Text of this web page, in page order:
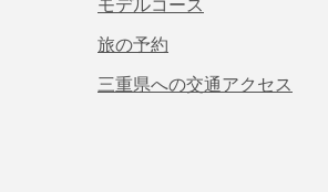
モデルコース
旅の予約
三重県への交通アクセス